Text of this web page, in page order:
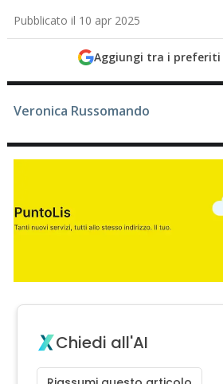
Pubblicato il 10 apr 2025
Aggiungi tra i preferiti
Veronica Russomando
Chiedi all'AI